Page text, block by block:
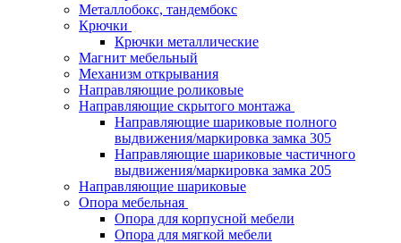
Металлобокс, тандембокс
Крючки
Крючки металлические
Магнит мебельный
Механизм открывания
Направляющие роликовые
Направляющие скрытого монтажа
Направляющие шариковые полного
выдвижения/маркировка замка 305
Направляющие шариковые частичного
выдвижения/маркировка замка 205
Направляющие шариковые
Опора мебельная
Опора для корпусной мебели
Опора для мягкой мебели